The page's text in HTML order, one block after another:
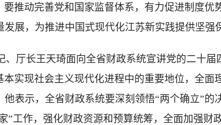
推动完善党和国家监督体系，有力促进制度
展，为推进中国式现代化江苏新实践提供坚强
、厅长王天琦面向全省财政系统宣讲党的二十
实现社会主义现代化进程中的重要地位，全面
表示，全省财政系统要深刻领悟“两个确立”
”工作，强化财政资源和预算统筹，全面加强财